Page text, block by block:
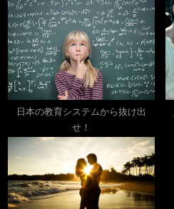
日本の教育システムから抜け出
せ！